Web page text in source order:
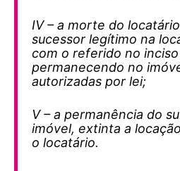
IV – a morte do
sucessor legítimo na
com o referido no inciso
permanecendo no
autorizadas por lei;
V – a permanência do
imóvel, extinta a
o locatário.